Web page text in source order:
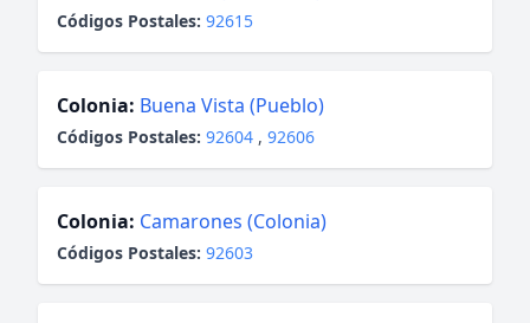
Códigos Postales: 92615
Colonia: Buena Vista (Pueblo)
Códigos Postales: 92604 , 92606
Colonia: Camarones (Colonia)
Códigos Postales: 92603